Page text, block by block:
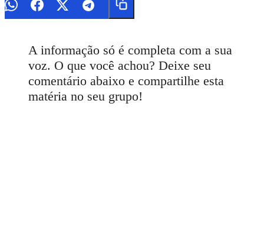
A informação só é completa com a sua
voz. O que você achou? Deixe seu
comentário abaixo e compartilhe esta
matéria no seu grupo!